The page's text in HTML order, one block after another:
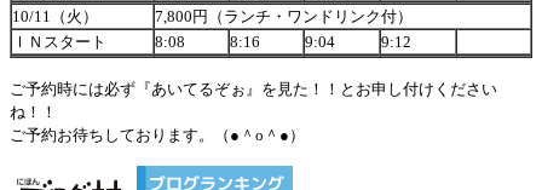
10/11
（火） 7,800円（ランチ・ワンドリンク付）
ＩＮスタート
8:08 8:16 9:04 9:12
ご予約時には必ず『あいてるぞぉ』を見た！！とお申し付けください
ね！！
ご予約お待ちしております。（●＾ o ＾●）